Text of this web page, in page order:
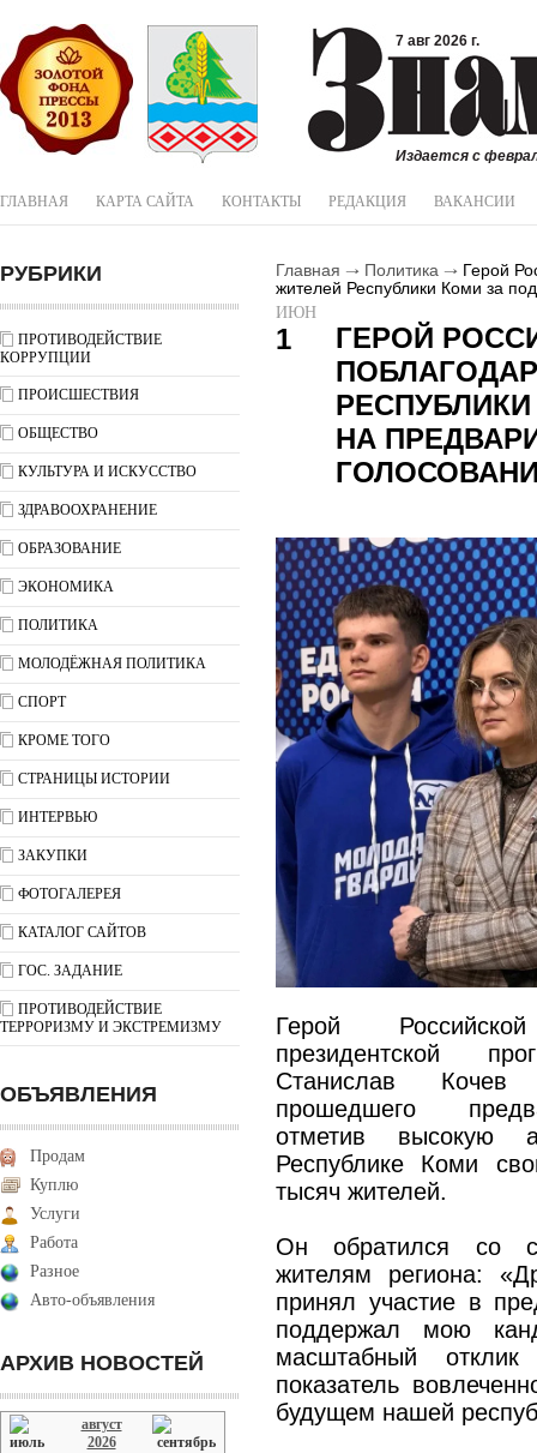
7 авг 2026 г.
Издается с
ГЛАВНАЯ КАРТА САЙТА КОНТАКТЫ РЕДАКЦИЯ ВАКАНСИИ
РУБРИКИ
ПРОТИВОДЕЙСТВИЕ
КОРРУПЦИИ
ПРОИСШЕСТВИЯ
ОБЩЕСТВО
КУЛЬТУРА И ИСКУССТВО
ЗДРАВООХРАНЕНИЕ
ОБРАЗОВАНИЕ
ЭКОНОМИКА
ПОЛИТИКА
МОЛОДЁЖНАЯ ПОЛИТИКА
СПОРТ
КРОМЕ ТОГО
СТРАНИЦЫ ИСТОРИИ
ИНТЕРВЬЮ
ЗАКУПКИ
ФОТОГАЛЕРЕЯ
КАТАЛОГ САЙТОВ
ГОС. ЗАДАНИЕ
ПРОТИВОДЕЙСТВИЕ
ТЕРРОРИЗМУ И ЭКСТРЕМИЗМУ
ОБЪЯВЛЕНИЯ
Продам
Куплю
Услуги
Работа
Разное
Авто-объявления
АРХИВ НОВОСТЕЙ
август
2026
Главная Политика
Герой
жителей Республики Коми за
ИЮН
1
ГЕРОЙ
НА
Герой
президентской
Станислав Кочев
прошедшего
отметив высокую
Республике Коми
тысяч жителей.
Он обратился со
жителям региона:
принял участие в
поддержал мою
масштабный
показатель
будущем нашей